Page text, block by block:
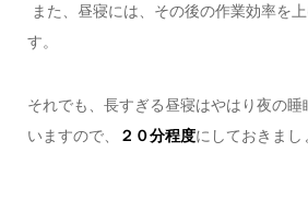
また、昼寝には、その後の作業効率を
す。
それでも、長すぎる昼寝はやはり夜の睡
いますので、
２０分程度にしておきまし